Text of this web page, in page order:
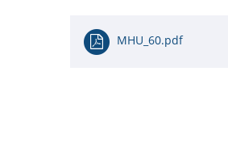
MHU_60.pdf